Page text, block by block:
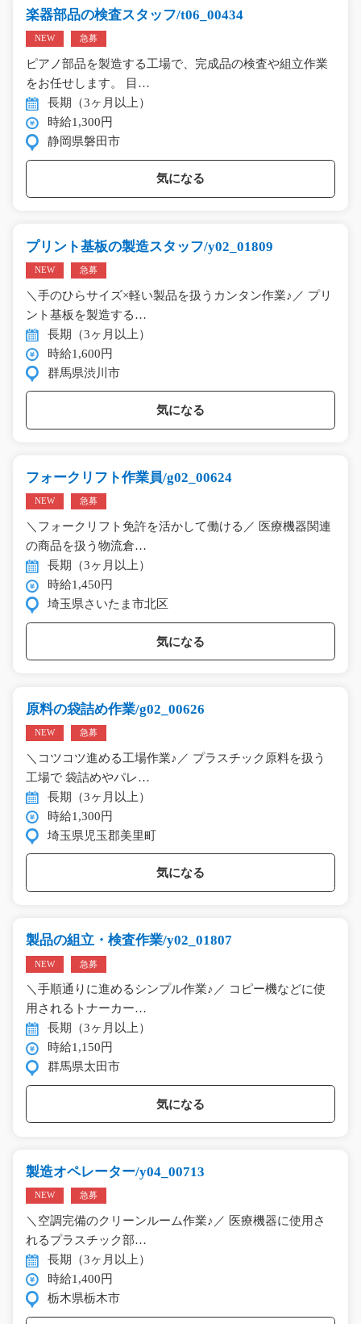
楽器部品の検査スタッフ/t06_00434
NEW 急募
ピアノ部品を製造する工場で、完成品の検査や組立作業
をお任せします。 目…
長期（3ヶ月以上）
時給1,300円
静岡県磐田市
気になる
プリント基板の製造スタッフ/y02_01809
NEW 急募
＼手のひらサイズ×軽い製品を扱うカンタン作業♪／ プリ
ント基板を製造する…
長期（3ヶ月以上）
時給1,600円
群馬県渋川市
気になる
フォークリフト作業員/g02_00624
NEW 急募
＼フォークリフト免許を活かして働ける／ 医療機器関連
の商品を扱う物流倉…
長期（3ヶ月以上）
時給1,450円
埼玉県さいたま市北区
気になる
原料の袋詰め作業/g02_00626
NEW 急募
＼コツコツ進める工場作業♪／ プラスチック原料を扱う
工場で 袋詰めやパレ…
長期（3ヶ月以上）
時給1,300円
埼玉県児玉郡美里町
気になる
製品の組立・検査作業/y02_01807
NEW 急募
＼手順通りに進めるシンプル作業♪／ コピー機などに使
用されるトナーカー…
長期（3ヶ月以上）
時給1,150円
群馬県太田市
気になる
製造オペレーター/y04_00713
NEW 急募
＼空調完備のクリーンルーム作業♪／ 医療機器に使用さ
れるプラスチック部…
長期（3ヶ月以上）
時給1,400円
栃木県栃木市